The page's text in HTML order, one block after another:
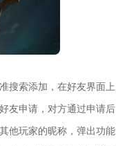
搜索添加，在好友界面上
友申请，对方通过申请后
他玩家的昵称，弹出功能